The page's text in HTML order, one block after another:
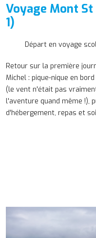
Voyage Mont
1)
Départ en voyage
Retour sur la première
Michel : pique-nique en
(le vent n'était pas
l'aventure quand même !),
d'hébergement, repas et